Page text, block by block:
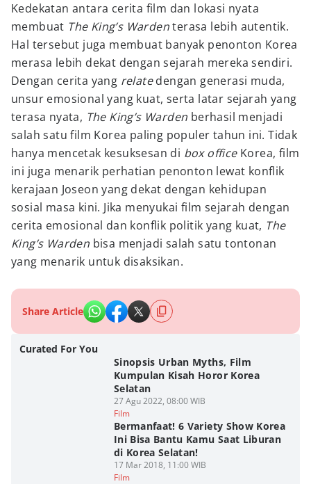
Kedekatan antara cerita film dan lokasi nyata
membuat The King’s Wardenterasa lebih autentik.
Hal tersebut juga membuat banyak penonton Korea
merasa lebih dekat dengan sejarah mereka sendiri.
Dengan cerita yang relatedengan generasi muda,
unsur emosional yang kuat, serta latar sejarah yang
terasa nyata, The King’s Warden berhasil menjadi
salah satu film Korea paling populer tahun ini. Tidak
hanya mencetak kesuksesan di box officeKorea, film
ini juga menarik perhatian penonton lewat konflik
kerajaan Joseon yang dekat dengan kehidupan
sosial masa kini. Jika menyukai film sejarah dengan
cerita emosional dan konflik politik yang kuat, The
King’s Warden bisa menjadi salah satu tontonan
yang menarik untuk disaksikan.
Share Article
Curated For You
Sinopsis Urban Myths, Film
Kumpulan Kisah Horor Korea
Selatan
27 Agu 2022, 08:00 WIB
Film
Bermanfaat! 6 Variety Show Korea
Ini Bisa Bantu Kamu Saat Liburan
di Korea Selatan!
17 Mar 2018, 11:00 WIB
Film